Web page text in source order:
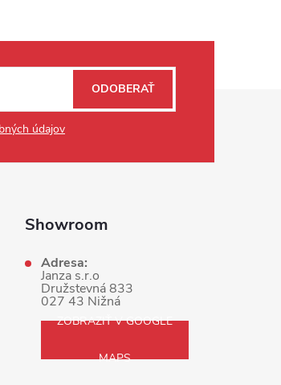
údajov
ODOBERAŤ
Showroom
Adresa:
Janza s.r.o
Družstevná 833
027 43 Nižná
ZOBRAZIŤ V GOOGLE
MAPS